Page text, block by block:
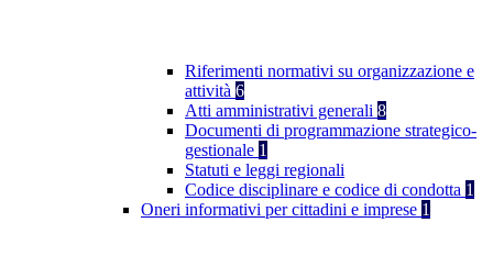
Riferimenti normativi su organizzazione e
attività 6
Atti amministrativi generali 8
Documenti di programmazione strategico-
gestionale 1
Statuti e leggi regionali
Codice disciplinare e codice di condotta 1
Oneri informativi per cittadini e imprese 1